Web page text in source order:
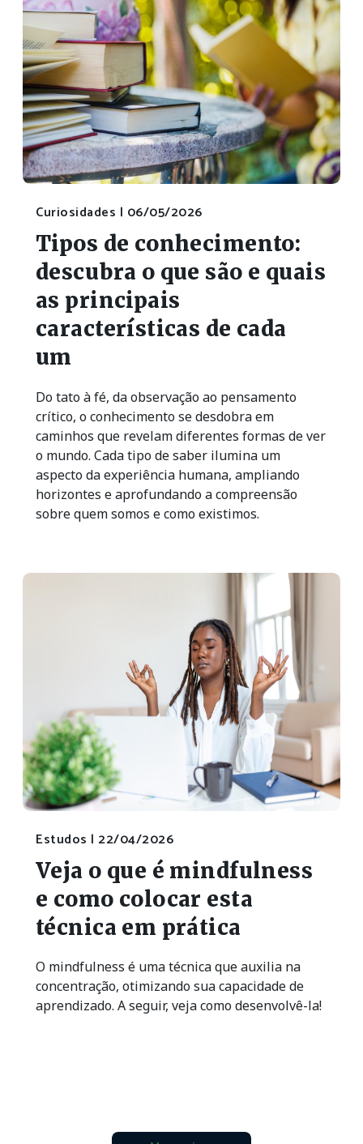
Curiosidades | 06/05/2026
Tipos de conhecimento:
descubra o que são e quais
as principais
características de cada
um
Do tato à fé, da observação ao pensamento
crítico, o conhecimento se desdobra em
caminhos que revelam diferentes formas de ver
o mundo. Cada tipo de saber ilumina um
aspecto da experiência humana, ampliando
horizontes e aprofundando a compreensão
sobre quem somos e como existimos.
Estudos | 22/04/2026
Veja o que é mindfulness
e como colocar esta
técnica em prática
O mindfulness é uma técnica que auxilia na
concentração, otimizando sua capacidade de
aprendizado. A seguir, veja como desenvolvê-la!